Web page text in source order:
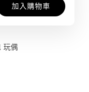
加入購物車
玩偶